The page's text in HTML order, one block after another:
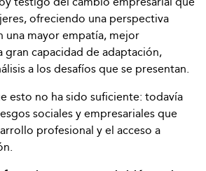
ofreciendo una perspectiva
una mayor empatía, mejor
gran capacidad de adaptación,
a los desafíos que se presentan.
esto no ha sido suficiente: todavía
sociales y empresariales que
profesional y el acceso a